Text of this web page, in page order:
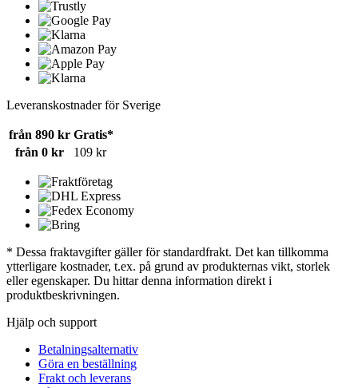
Leveranskostnader för Sverige
från 890 kr Gratis*
från 0 kr
109 kr
* Dessa fraktavgifter gäller för standardfrakt. Det kan tillkomma
ytterligare kostnader, t.ex. på grund av produkternas vikt, storlek
eller egenskaper. Du hittar denna information direkt i
produktbeskrivningen.
Hjälp och support
Betalningsalternativ
Göra en beställning
Frakt och leverans